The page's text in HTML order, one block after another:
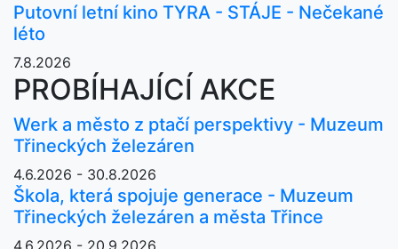
Putovní letní kino TYRA - STÁJE - Nečekané
léto
7.8.2026
PROBÍHAJÍCÍ AKCE
Werk a město z ptačí perspektivy - Muzeum
Třineckých železáren
4.6.2026 - 30.8.2026
Škola, která spojuje generace - Muzeum
Třineckých železáren a města Třince
4.6.2026 - 20.9.2026